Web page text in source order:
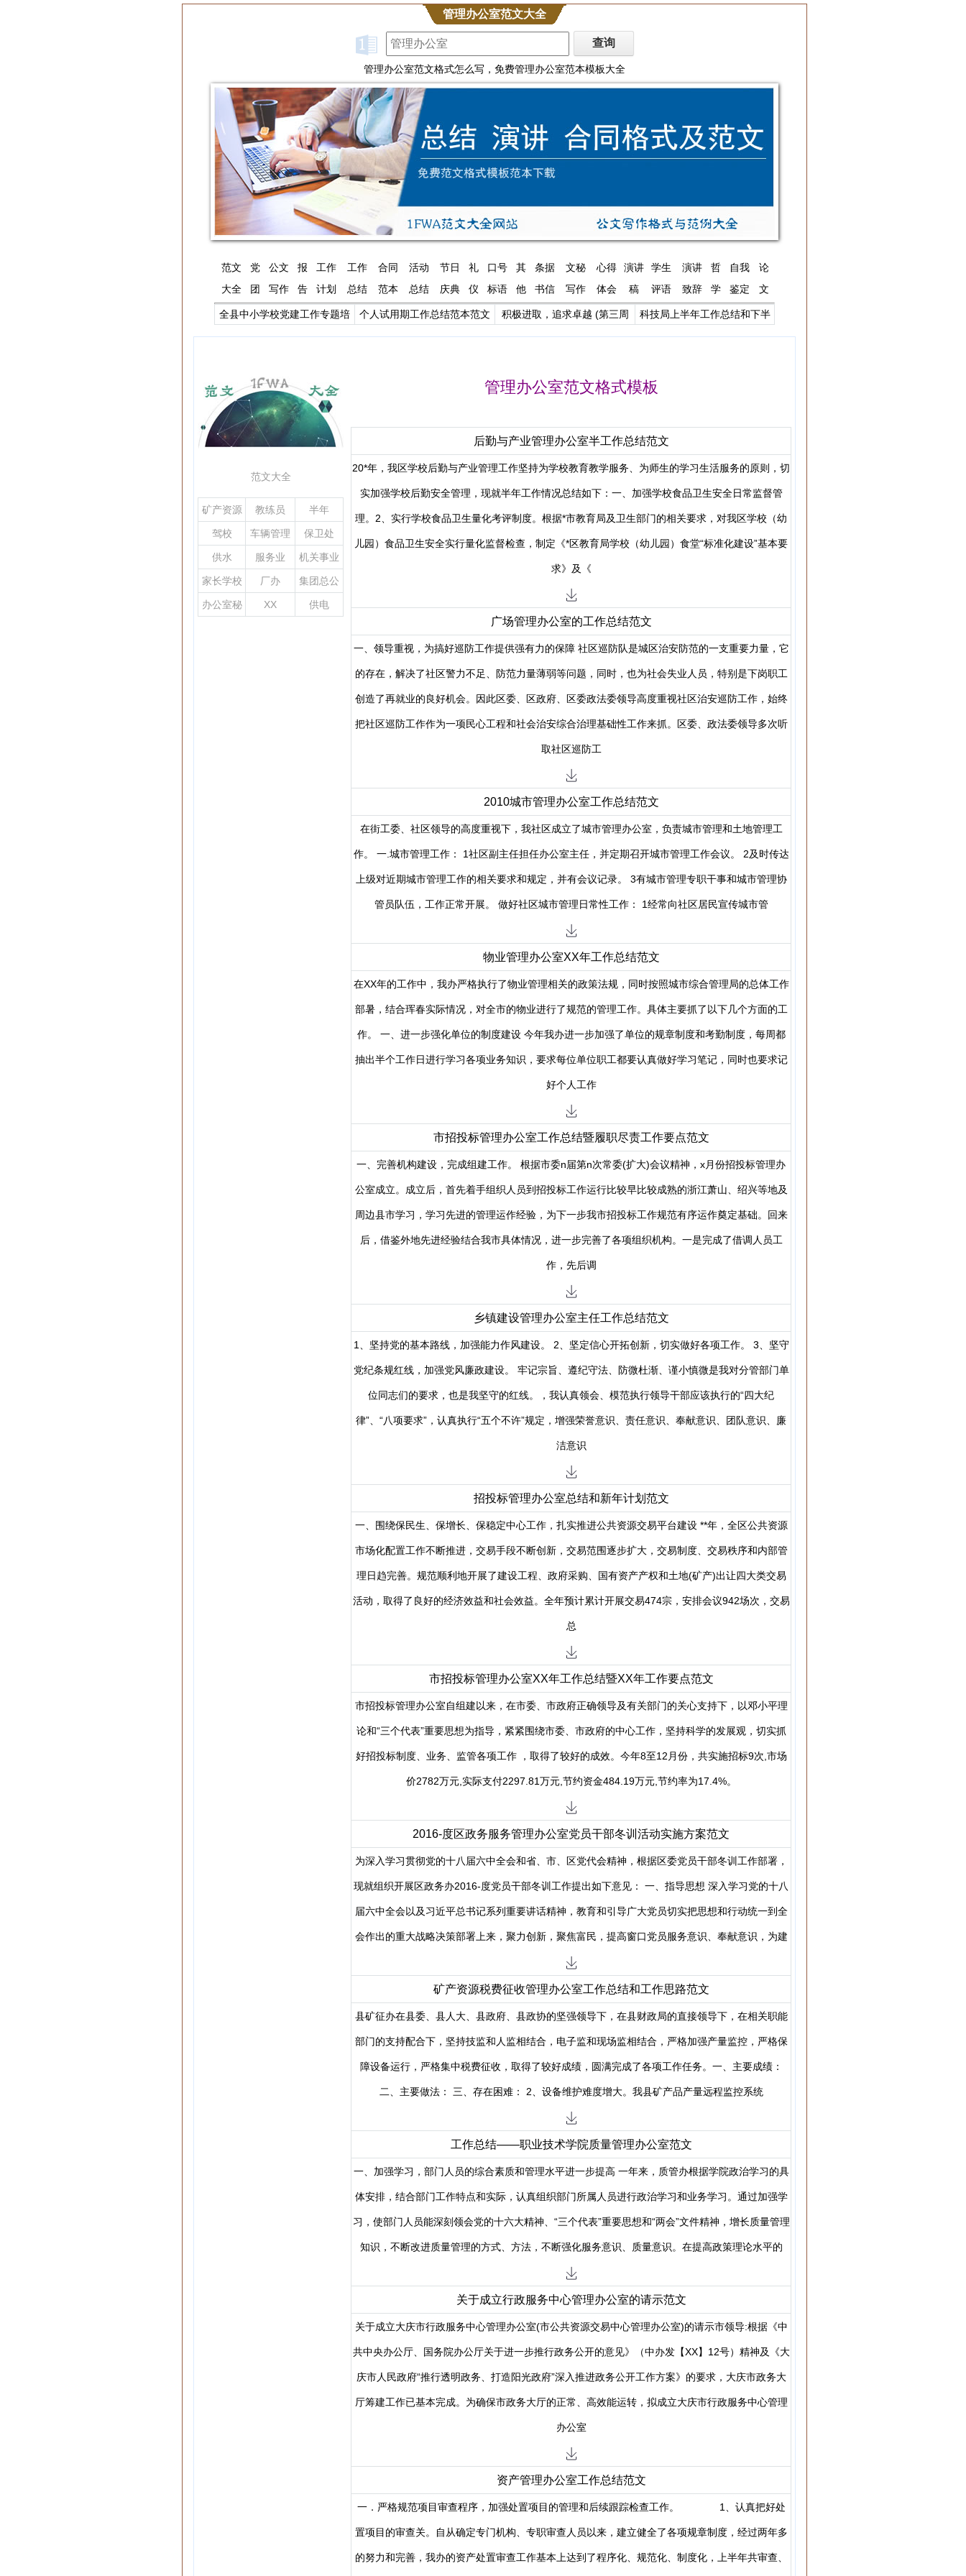
管理办公室范文大全
管理办公室范文格式怎么写，免费管理办公室范本模板大全
范文
大全
党
团
公文
写作
报
告
工作
计划
工作
总结
合同
范本
活动
总结
节日
庆典
礼
仪
口号
标语
其
他
条据
书信
文秘
写作
心得
体会
演讲
稿
学生
评语
演讲
致辞
哲
学
自我
鉴定
论
文
全县中小学校党建工作专题培
个人试用期工作总结范本范文
积极进取，追求卓越 (第三周
科技局上半年工作总结和下半
范文大全
矿产资源 教练员 半年
驾校 车辆管理 保卫处
供水 服务业 机关事业
家长学校 厂办
集团总公
司
办公室秘
书
XX 供电
管理办公室范文格式模板
后勤与产业管理办公室半工作总结范文
20*年，我区学校后勤与产业管理工作坚持为学校教育教学服务、为师生的学习生活服务的原则，切
实加强学校后勤安全管理，现就半年工作情况总结如下：一、加强学校食品卫生安全日常监督管
理。2、实行学校食品卫生量化考评制度。根据*市教育局及卫生部门的相关要求，对我区学校（幼
儿园）食品卫生安全实行量化监督检查，制定《*区教育局学校（幼儿园）食堂“标准化建设”基本要
求》及《
广场管理办公室的工作总结范文
一、领导重视，为搞好巡防工作提供强有力的保障 社区巡防队是城区治安防范的一支重要力量，它
的存在，解决了社区警力不足、防范力量薄弱等问题，同时，也为社会失业人员，特别是下岗职工
创造了再就业的良好机会。因此区委、区政府、区委政法委领导高度重视社区治安巡防工作，始终
把社区巡防工作作为一项民心工程和社会治安综合治理基础性工作来抓。区委、政法委领导多次听
取社区巡防工
2010城市管理办公室工作总结范文
在街工委、社区领导的高度重视下，我社区成立了城市管理办公室，负责城市管理和土地管理工
作。 一.城市管理工作： 1社区副主任担任办公室主任，并定期召开城市管理工作会议。 2及时传达
上级对近期城市管理工作的相关要求和规定，并有会议记录。 3有城市管理专职干事和城市管理协
管员队伍，工作正常开展。 做好社区城市管理日常性工作： 1经常向社区居民宣传城市管
物业管理办公室XX年工作总结范文
在XX年的工作中，我办严格执行了物业管理相关的政策法规，同时按照城市综合管理局的总体工作
部暑，结合珲春实际情况，对全市的物业进行了规范的管理工作。具体主要抓了以下几个方面的工
作。 一、进一步强化单位的制度建设 今年我办进一步加强了单位的规章制度和考勤制度，每周都
抽出半个工作日进行学习各项业务知识，要求每位单位职工都要认真做好学习笔记，同时也要求记
好个人工作
市招投标管理办公室工作总结暨履职尽责工作要点范文
一、完善机构建设，完成组建工作。 根据市委n届第n次常委(扩大)会议精神，x月份招投标管理办
公室成立。成立后，首先着手组织人员到招投标工作运行比较早比较成熟的浙江萧山、绍兴等地及
周边县市学习，学习先进的管理运作经验，为下一步我市招投标工作规范有序运作奠定基础。回来
后，借鉴外地先进经验结合我市具体情况，进一步完善了各项组织机构。一是完成了借调人员工
作，先后调
乡镇建设管理办公室主任工作总结范文
1、坚持党的基本路线，加强能力作风建设。 2、坚定信心开拓创新，切实做好各项工作。 3、坚守
党纪条规红线，加强党风廉政建设。 牢记宗旨、遵纪守法、防微杜渐、谨小慎微是我对分管部门单
位同志们的要求，也是我坚守的红线。，我认真领会、模范执行领导干部应该执行的“四大纪
律”、“八项要求”，认真执行“五个不许”规定，增强荣誉意识、责任意识、奉献意识、团队意识、廉
洁意识
招投标管理办公室总结和新年计划范文
一、围绕保民生、保增长、保稳定中心工作，扎实推进公共资源交易平台建设 **年，全区公共资源
市场化配置工作不断推进，交易手段不断创新，交易范围逐步扩大，交易制度、交易秩序和内部管
理日趋完善。规范顺利地开展了建设工程、政府采购、国有资产产权和土地(矿产)出让四大类交易
活动，取得了良好的经济效益和社会效益。全年预计累计开展交易474宗，安排会议942场次，交易
总
市招投标管理办公室XX年工作总结暨XX年工作要点范文
市招投标管理办公室自组建以来，在市委、市政府正确领导及有关部门的关心支持下，以邓小平理
论和“三个代表”重要思想为指导，紧紧围绕市委、市政府的中心工作，坚持科学的发展观，切实抓
好招投标制度、业务、监管各项工作 ，取得了较好的成效。今年8至12月份，共实施招标9次,市场
价2782万元,实际支付2297.81万元,节约资金484.19万元,节约率为17.4%。
2016-度区政务服务管理办公室党员干部冬训活动实施方案范文
为深入学习贯彻党的十八届六中全会和省、市、区党代会精神，根据区委党员干部冬训工作部署，
现就组织开展区政务办2016-度党员干部冬训工作提出如下意见： 一、指导思想 深入学习党的十八
届六中全会以及习近平总书记系列重要讲话精神，教育和引导广大党员切实把思想和行动统一到全
会作出的重大战略决策部署上来，聚力创新，聚焦富民，提高窗口党员服务意识、奉献意识，为建
矿产资源税费征收管理办公室工作总结和工作思路范文
县矿征办在县委、县人大、县政府、县政协的坚强领导下，在县财政局的直接领导下，在相关职能
部门的支持配合下，坚持技监和人监相结合，电子监和现场监相结合，严格加强产量监控，严格保
障设备运行，严格集中税费征收，取得了较好成绩，圆满完成了各项工作任务。一、主要成绩：
二、主要做法： 三、存在困难： 2、设备维护难度增大。我县矿产品产量远程监控系统
工作总结——职业技术学院质量管理办公室范文
一、加强学习，部门人员的综合素质和管理水平进一步提高 一年来，质管办根据学院政治学习的具
体安排，结合部门工作特点和实际，认真组织部门所属人员进行政治学习和业务学习。通过加强学
习，使部门人员能深刻领会党的十六大精神、“三个代表”重要思想和“两会”文件精神，增长质量管理
知识，不断改进质量管理的方式、方法，不断强化服务意识、质量意识。在提高政策理论水平的
关于成立行政服务中心管理办公室的请示范文
关于成立大庆市行政服务中心管理办公室(市公共资源交易中心管理办公室)的请示市领导:根据《中
共中央办公厅、国务院办公厅关于进一步推行政务公开的意见》（中办发【XX】12号）精神及《大
庆市人民政府“推行透明政务、打造阳光政府”深入推进政务公开工作方案》的要求，大庆市政务大
厅筹建工作已基本完成。为确保市政务大厅的正常、高效能运转，拟成立大庆市行政服务中心管理
办公室
资产管理办公室工作总结范文
一．严格规范项目审查程序，加强处置项目的管理和后续跟踪检查工作。 1、认真把好处
置项目的审查关。自从确定专门机构、专职审查人员以来，建立健全了各项规章制度，经过两年多
的努力和完善，我办的资产处置审查工作基本上达到了程序化、规范化、制度化，上半年共审查、